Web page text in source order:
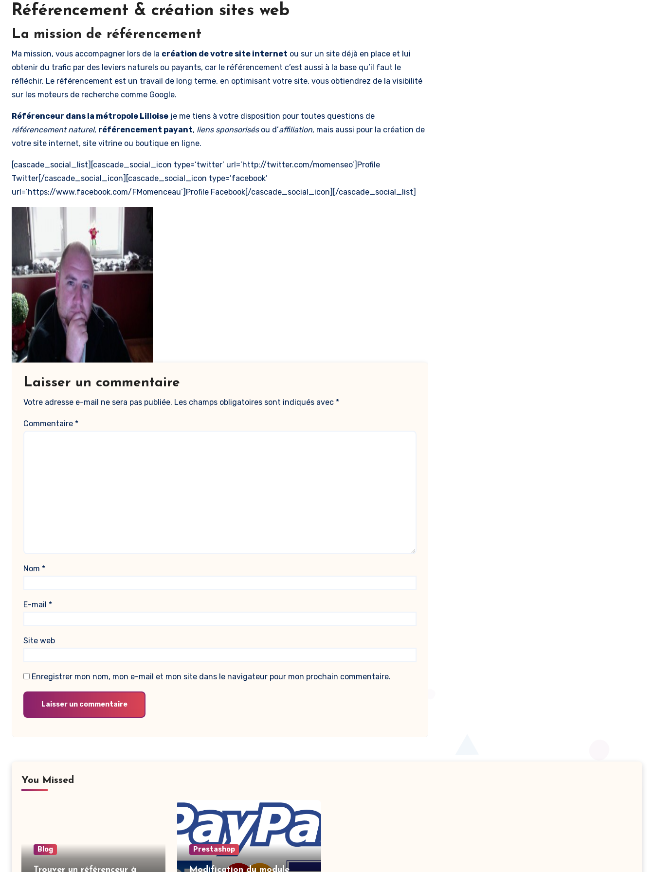
Référencement & création sites web
La mission de référencement
Ma mission, vous accompagner lors de la création de votre site internet ou sur un site déjà en place et lui
obtenir du trafic par des leviers naturels ou payants, car le référencement c’est aussi à la base qu’il faut le
réfléchir. Le référencement est un travail de long terme, en optimisant votre site, vous obtiendrez de la visibilité
sur les moteurs de recherche comme Google.
Référenceur dans la métropole Lilloise je me tiens à votre disposition pour toutes questions de
référencement naturel, référencement payant, liens sponsorisésou d’affiliation, mais aussi pour la création de
votre site internet, site vitrine ou boutique en ligne.
[cascade_social_list][cascade_social_icon type=’twitter’ url=’http://twitter.com/momenseo’]Profile
Twitter[/cascade_social_icon][cascade_social_icon type=’facebook’
url=’https://www.facebook.com/FMomenceau’]Profile Facebook[/cascade_social_icon][/cascade_social_list]
Laisser un commentaire
Votre adresse e-mail ne sera pas publiée. Les champs obligatoires sont indiqués avec *
Commentaire *
Nom *
E-mail *
Site web
Enregistrer mon nom, mon e-mail et mon site dans le navigateur pour mon prochain commentaire.
You Missed
Blog
Trouver un référenceur à
Prestashop
Modification du module